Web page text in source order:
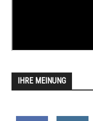
IHRE MEINUNG